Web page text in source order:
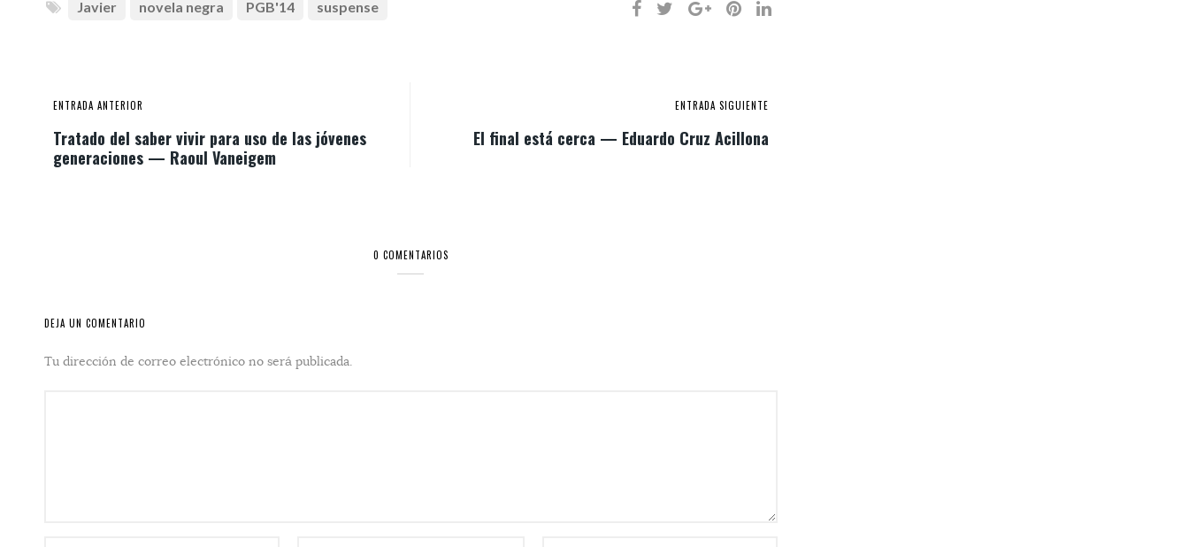
Javier novela negra PGB'14 suspense
ENTRADA ANTERIOR
Tratado del saber vivir para uso de las jóvenes
generaciones — Raoul Vaneigem
ENTRADA SIGUIENTE
El final está cerca — Eduardo Cruz Acillona
0 COMENTARIOS
DEJA UN COMENTARIO
Tu dirección de correo electrónico no será publicada.